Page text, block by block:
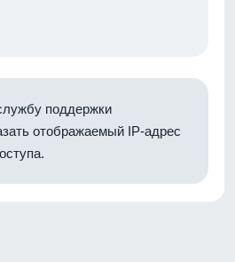
поддержки
отображаемый IP-адрес